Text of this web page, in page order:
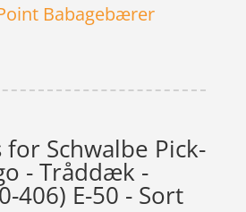
Babagebærer
for Schwalbe Pick-
- Tråddæk -
406) E-50 - Sort